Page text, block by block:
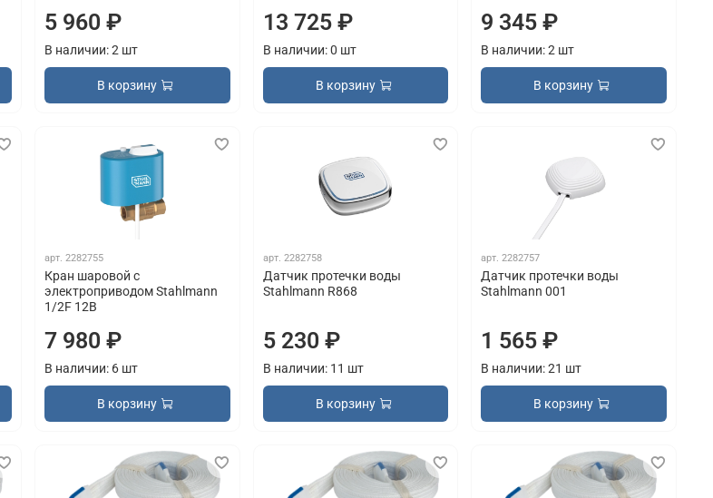
5 960 ₽
В наличии: 2 шт
В корзину
13 725 ₽
В наличии: 0 шт
В корзину
9 345 ₽
В наличии: 2 шт
В корзину
арт.2282755
Кран шаровой с
электроприводом Stahlmann
1/2F 12В
7 980 ₽
В наличии: 6 шт
В корзину
арт. 2282758
Датчик протечки воды
Stahlmann R868
5 230 ₽
В наличии: 11 шт
В корзину
арт.2282757
Датчик протечки воды
Stahlmann 001
1 565 ₽
В наличии: 21 шт
В корзину